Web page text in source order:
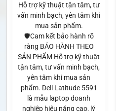
Hỗ trợ kỹ thuật tận tâm, tư
vấn minh bạch, yên tâm khi
mua sản phẩm.
🛡️Cam kết bảo hành rõ
ràng BẢO HÀNH THEO
SẢN PHẨM Hỗ trợ kỹ thuật
tận tâm, tư vấn minh bạch,
yên tâm khi mua sản
phẩm. Dell Latitude 5591
là mẫu laptop doanh
nghiệp hiệu năng cao, lý